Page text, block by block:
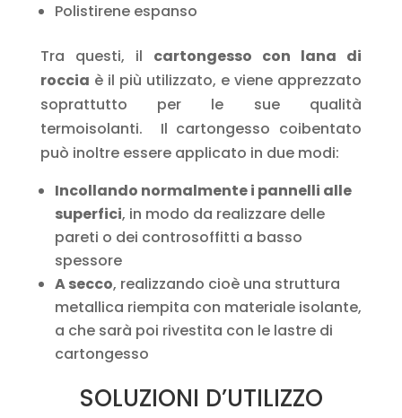
Polistirene espanso
Tra questi, il cartongesso con lana di
roccia è il più utilizzato, e viene apprezzato
soprattutto per le sue qualità
termoisolanti.
Il cartongesso coibentato
può inoltre essere applicato in due modi:
Incollando normalmente i pannelli alle
superfici, in modo da realizzare delle
pareti o dei controsoffitti a basso
spessore
A secco, realizzando cioè una struttura
metallica riempita con materiale isolante,
a che sarà poi rivestita con le lastre di
cartongesso
SOLUZIONI D’UTILIZZO